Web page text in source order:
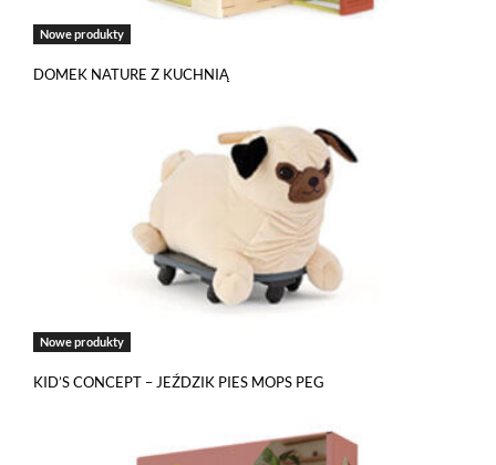
Nowe produkty
DOMEK NATURE Z KUCHNIĄ
Nowe produkty
KID’S CONCEPT – JEŹDZIK PIES MOPS PEG